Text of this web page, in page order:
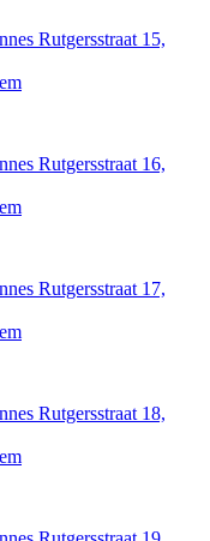
Rutgersstraat 15,
Rutgersstraat 16,
Rutgersstraat 17,
Rutgersstraat 18,